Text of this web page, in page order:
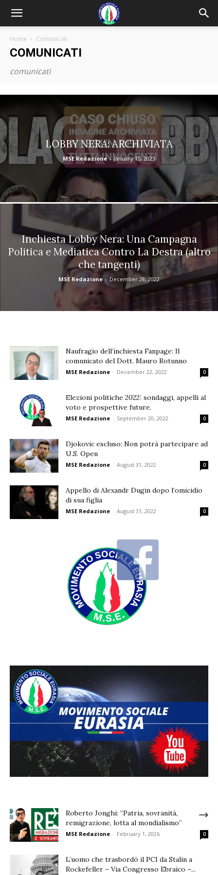
Home Comunicati
COMUNICATI
comunicati
LOBBY NERA: ARCHIVIATA
MSE Redazione - January 15, 2023
Inchiesta Lobby Nera: Una Campagna
Politica e Mediatica Contro La Destra (altro
che tangenti)
MSE Redazione - December 28, 2022
Naufragio dell’inchiesta Fanpage: Il
comunicato del Dott. Mauro Rotunno
MSE Redazione - December 22, 2022 0
Elezioni politiche 2022: sondaggi, appelli al
voto e prospettive future.
MSE Redazione - September 20, 2022 0
Djokovic escluso: Non potrà partecipare ad
U.S. Open
MSE Redazione - August 31, 2022 0
Appello di Alexandr Dugin dopo l’omicidio
di sua figlia
MSE Redazione - August 31, 2022 0
Roberto Jonghi: “Patria, sovranità,
remigrazione, lotta al mondialismo”
MSE Redazione - February 1, 2026 0
L’uomo che trasbordò il PCI da Stalin a
Rockefeller – Via Congresso Ebraico –...